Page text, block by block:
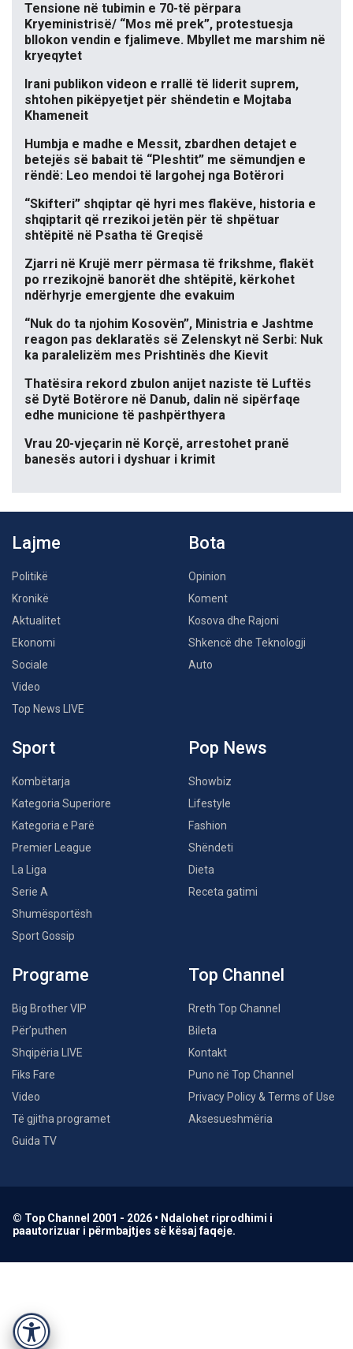
Tensione në tubimin e 70-të përpara
Kryeministrisë/ “Mos më prek”, protestuesja
bllokon vendin e fjalimeve. Mbyllet me marshim në
kryeqytet
Irani publikon videon e rrallë të liderit suprem,
shtohen pikëpyetjet për shëndetin e Mojtaba
Khameneit
Humbja e madhe e Messit, zbardhen detajet e
betejës së babait të “Pleshtit” me sëmundjen e
rëndë: Leo mendoi të largohej nga Botërori
“Skifteri” shqiptar që hyri mes flakëve, historia e
shqiptarit që rrezikoi jetën për të shpëtuar
shtëpitë në Psatha të Greqisë
Zjarri në Krujë merr përmasa të frikshme, flakët
po rrezikojnë banorët dhe shtëpitë, kërkohet
ndërhyrje emergjente dhe evakuim
“Nuk do ta njohim Kosovën”, Ministria e Jashtme
reagon pas deklaratës së Zelenskyt në Serbi: Nuk
ka paralelizëm mes Prishtinës dhe Kievit
Thatësira rekord zbulon anijet naziste të Luftës
së Dytë Botërore në Danub, dalin në sipërfaqe
edhe municione të pashpërthyera
Vrau 20-vjeçarin në Korçë, arrestohet pranë
banesës autori i dyshuar i krimit
Lajme
Politikë
Kronikë
Aktualitet
Ekonomi
Sociale
Video
Top News LIVE
Bota
Opinion
Koment
Kosova dhe Rajoni
Shkencë dhe Teknologji
Auto
Sport
Kombëtarja
Kategoria Superiore
Kategoria e Parë
Premier League
La Liga
Serie A
Shumësportësh
Sport Gossip
Pop News
Showbiz
Lifestyle
Fashion
Shëndeti
Dieta
Receta gatimi
Programe
Big Brother VIP
Për’puthen
Shqipëria LIVE
Fiks Fare
Video
Të gjitha programet
Guida TV
Top Channel
Rreth Top Channel
Bileta
Kontakt
Puno në Top Channel
Privacy Policy & Terms of Use
Aksesueshmëria
© Top Channel 2001 - 2026 • Ndalohet riprodhimi i
paautorizuar i përmbajtjes së kësaj faqeje.